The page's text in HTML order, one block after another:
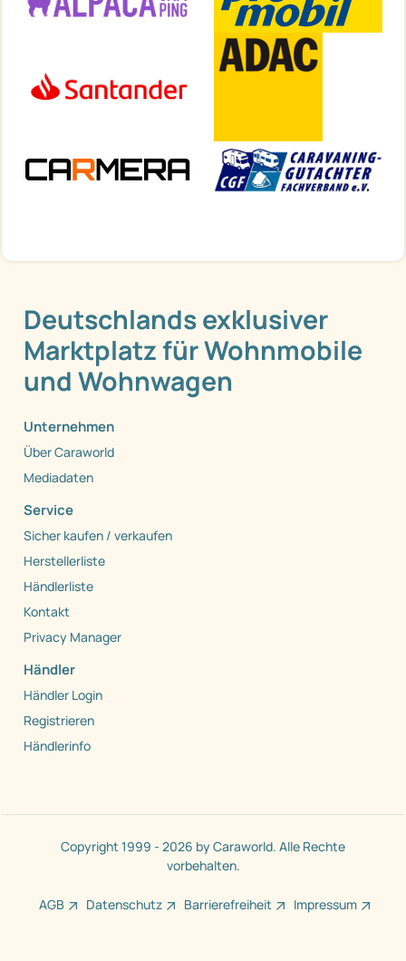
Deutschlands exklusiver
Marktplatz für Wohnmobile
und Wohnwagen
Unternehmen
Über Caraworld
Mediadaten
Service
Sicher kaufen / verkaufen
Herstellerliste
Händlerliste
Kontakt
Privacy Manager
Händler
Händler Login
Registrieren
Händlerinfo
Copyright 1999 - 2026 by Caraworld. Alle Rechte
vorbehalten.
AGB Datenschutz Barrierefreiheit Impressum